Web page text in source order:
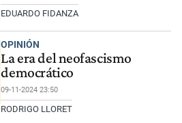
EDUARDO FIDANZA
OPINIÓN
La era del neofascismo
democrático
09-11-2024 23:50
RODRIGO LLORET